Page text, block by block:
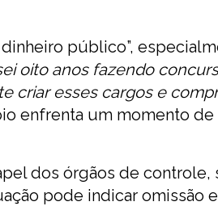
público”,
oito anos fazendo
criar esses cargos e
enfrenta um momento
dos órgãos de controle,
pode indicar omissão